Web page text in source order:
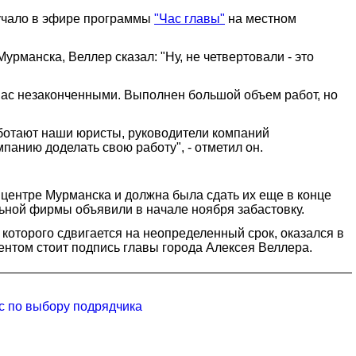
в эфире программы "Час главы" на местном
Веллер сказал: "Ну, не четвертовали - это
незаконченными. Выполнен большой объем работ, но
наши юристы, руководители компаний
доделать свою работу", - отметил он.
Мурманска и должна была сдать их еще в конце
фирмы объявили в начале ноября забастовку.
сдвигается на неопределенный срок, оказался в
стоит подпись главы города Алексея Веллера.
по выбору подрядчика